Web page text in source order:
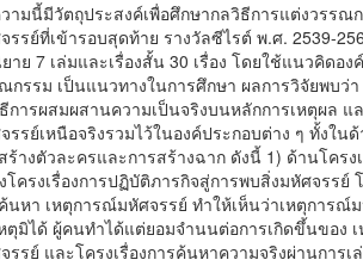
ามนี้มีวัตถุประสงค์เพื่อศึกษากลวิธีการแต่งวรรณ
รรย์ที่เข้ารอบสุดท้าย รางวัลซีไรต์ พ.ศ. 2539-
าย 7 เล่มและเรื่องสั้น 30 เรื่อง โดยใช้แนวคิดอง
กรรม เป็นแนวทางในการศึกษา ผลการวิจัยพบว่
การผสมผสานความเป็นจริงบนหลักการเหตุผล แ
รรย์เหนือจริงรวมไว้ในองค์ประกอบต่าง ๆ ทั้งในด้
ร้างตัวละครและการสร้างฉาก ดังนี้ 1) ด้านโครง
โครงเรื่องการปฏิบัติภารกิจสู่การพบสิ่งมหัศจรรย์
นหา เหตุการณ์มหัศจรรย์ ทําให้เห็นว่าเหตุการณ์
ตุมิได้ ผู้คนทําได้แต่ยอมจํานนต่อการเกิดขึ้นของ
รรย์ และโครงเรื่องการค้นหาความจริงผ่านการเล่